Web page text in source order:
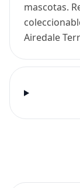
mascotas.
Airedale